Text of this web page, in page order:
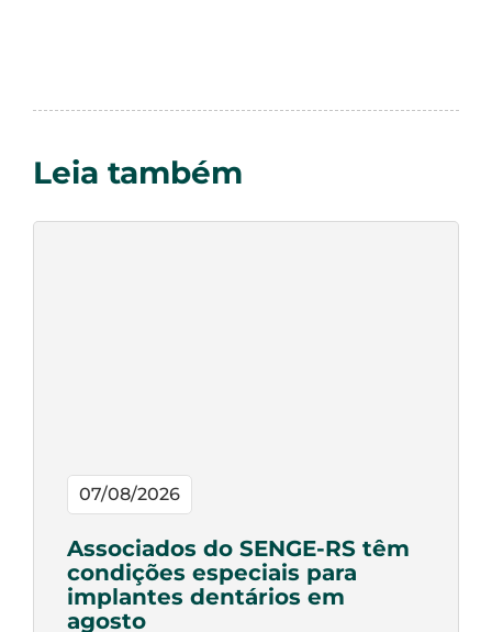
Leia também
07/08/2026
Associados do SENGE-RS têm
condições especiais para
implantes dentários em
agosto